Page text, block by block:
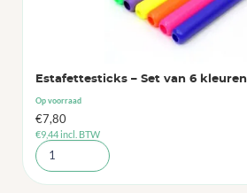
Estafettesticks – Set van 6 kleuren
Op voorraad
€7,80
€9,44incl. BTW